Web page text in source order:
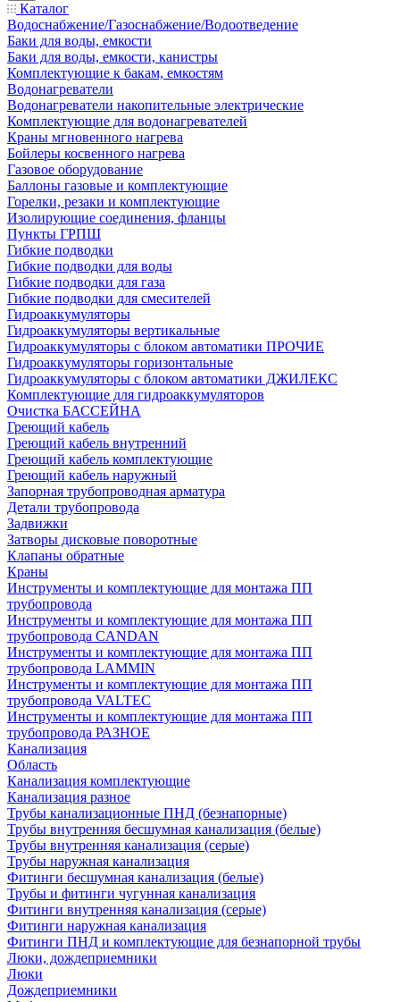
Каталог
Водоснабжение/Газоснабжение/Водоотведение
Баки для воды, емкости
Баки для воды, емкости, канистры
Комплектующие к бакам, емкостям
Водонагреватели
Водонагреватели накопительные электрические
Комплектующие для водонагревателей
Краны мгновенного нагрева
Бойлеры косвенного нагрева
Газовое оборудование
Баллоны газовые и комплектующие
Горелки, резаки и комплектующие
Изолирующие соединения, фланцы
Пункты ГРПШ
Гибкие подводки
Гибкие подводки для воды
Гибкие подводки для газа
Гибкие подводки для смесителей
Гидроаккумуляторы
Гидроаккумуляторы вертикальные
Гидроаккумуляторы с блоком автоматики ПРОЧИЕ
Гидроаккумуляторы горизонтальные
Гидроаккумуляторы с блоком автоматики ДЖИЛЕКС
Комплектующие для гидроаккумуляторов
Очистка БАССЕЙНА
Греющий кабель
Греющий кабель внутренний
Греющий кабель комплектующие
Греющий кабель наружный
Запорная трубопроводная арматура
Детали трубопровода
Задвижки
Затворы дисковые поворотные
Клапаны обратные
Краны
Инструменты и комплектующие для монтажа ПП
трубопровода
Инструменты и комплектующие для монтажа ПП
трубопровода CANDAN
Инструменты и комплектующие для монтажа ПП
трубопровода LAMMIN
Инструменты и комплектующие для монтажа ПП
трубопровода VALTEC
Инструменты и комплектующие для монтажа ПП
трубопровода РАЗНОЕ
Канализация
Область
Канализация комплектующие
Канализация разное
Трубы канализационные ПНД (безнапорные)
Трубы внутренняя бесшумная канализация (белые)
Трубы внутренняя канализация (серые)
Трубы наружная канализация
Фитинги бесшумная канализация (белые)
Трубы и фитинги чугунная канализация
Фитинги внутренняя канализация (серые)
Фитинги наружная канализация
Фитинги ПНД и комплектующие для безнапорной трубы
Люки, дождеприемники
Люки
Дождеприемники